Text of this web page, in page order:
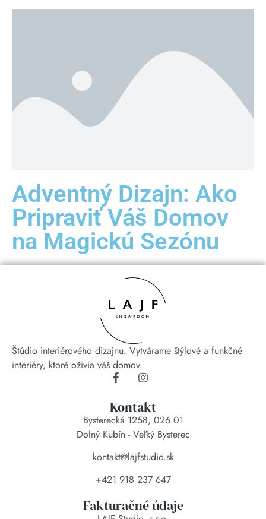
Adventný Dizajn: Ako
Pripraviť Váš Domov
na Magickú Sezónu
Štúdio interiérového dizajnu. Vytvárame štýlové a funkčné
interiéry, ktoré oživia váš domov.
Kontakt
Bysterecká 1258, 026 01
Dolný Kubín - Veľký Bysterec
kontakt@lajfstudio.sk
+421 918 237 647
Fakturačné údaje